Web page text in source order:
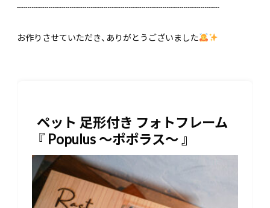
┈┈┈┈┈┈┈┈┈┈┈┈┈┈┈┈┈┈┈┈┈┈┈┈
お作りさせていただき、ありがとうございました
ペット 足形付き フォトフレーム
『 Populus 〜ポポラス〜 』